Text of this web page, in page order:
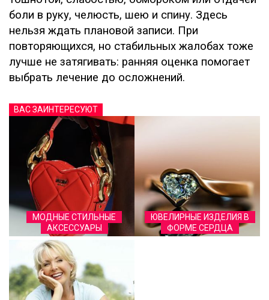
боли в руку, челюсть, шею и спину. Здесь
нельзя ждать плановой записи. При
повторяющихся, но стабильных жалобах тоже
лучше не затягивать: ранняя оценка помогает
выбрать лечение до осложнений.
ВАС ЗАИНТЕРЕСУЮТ
МОДНЫЕ СТИЛЬНЫЕ
АКСЕССУАРЫ
ЮВЕЛИРНЫЕ ИЗДЕЛИЯ В
ФОРМЕ СЕРДЦА